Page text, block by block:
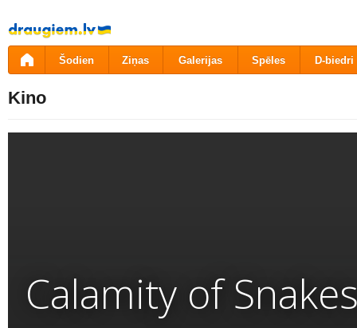
Pāriet
uz
saturu
Šodien Ziņas Galerijas Spēles D-biedri
Kino
Calamity of